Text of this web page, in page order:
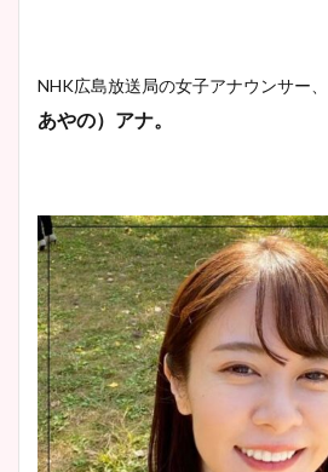
NHK広島放送局の女子アナウンサー、
あやの）アナ。